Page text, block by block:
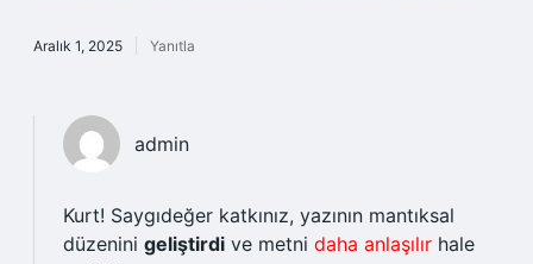
Aralık 1, 2025 Yanıtla
admin
Kurt! Saygıdeğer katkınız, yazının mantıksal
düzenini geliştirdi ve metni daha anlaşılır hale